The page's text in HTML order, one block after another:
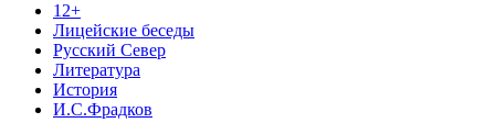
12+
Лицейские беседы
Русский Север
Литература
История
И.С.Фрадков